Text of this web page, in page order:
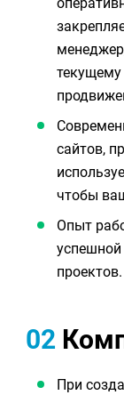
сайтов,
чтобы
Опыт
проектов.
02
При